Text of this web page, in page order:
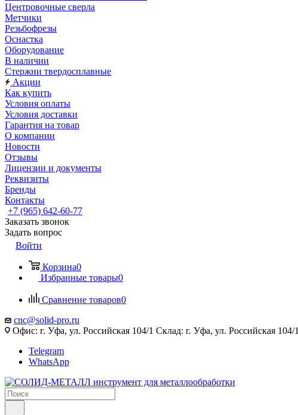
Центровочные сверла
Метчики
Резьбофрезы
Оснастка
Оборудование
В наличии
Стержни твердосплавные
Акции
Как купить
Условия оплаты
Условия доставки
Гарантия на товар
О компании
Новости
Отзывы
Лицензии и документы
Реквизиты
Бренды
Контакты
+7 (965) 642-60-77
Заказать звонок
Задать вопрос
Войти
Корзина0
Избранные товары0
Сравнение товаров0
cnc@solid-pro.ru
Офис: г. Уфа, ул. Российская 104/1 Склад: г. Уфа, ул. Российская 104/1
Telegram
WhatsApp